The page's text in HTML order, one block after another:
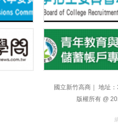
國立新竹高商｜ 地址
版權所有 @